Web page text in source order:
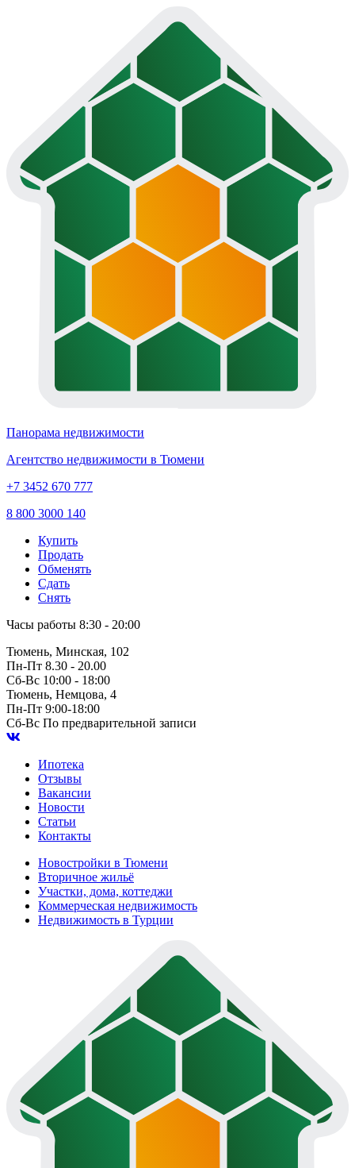
Панорама недвижимости
Агентство недвижимости в Тюмени
+7 3452 670 777
8 800 3000 140
Купить
Продать
Обменять
Сдать
Снять
Часы работы 8:30 - 20:00
Тюмень, Минская, 102
Пн-Пт 8.30 - 20.00
Сб-Вс 10:00 - 18:00
Тюмень, Немцова, 4
Пн-Пт 9:00-18:00
Сб-Вс По предварительной записи
Ипотека
Отзывы
Вакансии
Новости
Статьи
Контакты
Новостройки в Тюмени
Вторичное жильё
Участки, дома, коттеджи
Коммерческая недвижимость
Недвижимость в Турции